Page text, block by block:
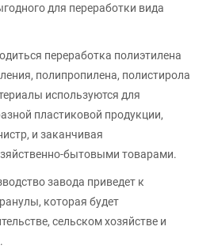
для переработки вида
переработка полиэтилена
полипропилена, полистирола
используются для
пластиковой продукции,
и заканчивая
бытовыми товарами.
завода приведет к
которая будет
сельском хозяйстве и